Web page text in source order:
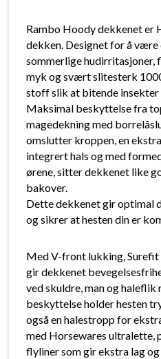
Rambo Hoody dekkenet er
dekken. Designet for å
sommerlige hudirritasjoner,
myk og svært slitesterk
stoff slik at bitende
Maksimal beskyttelse fra
magedekning med
omslutter kroppen, en
integrert hals og med
ørene, sitter dekkenet like
bakover.
Dette dekkenet gir optimal
og sikrer at hesten din er
Med V-front lukking,
gir dekkenet
ved skuldre, man og
beskyttelse holder hesten
også en halestropp for
med Horsewares ultralette,
flyliner som gir ekstra lag